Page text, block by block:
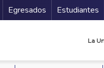
Secundario
Egresados Estudiantes
La